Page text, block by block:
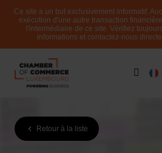
Ce site a un but exclusivement informatif.
exécution d'une autre transaction
l'intermédiaire de ce site. Vérifiez
informations et contactez-nous
Retour à la liste